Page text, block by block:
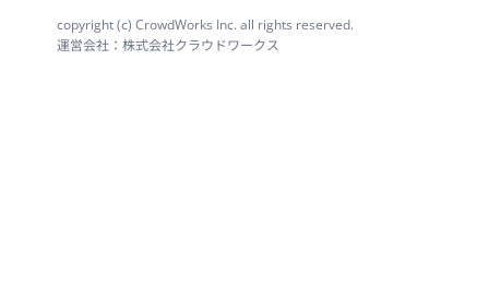
copyright (c) CrowdWorks Inc. all rights reserved.
運営会社：株式会社クラウドワークス